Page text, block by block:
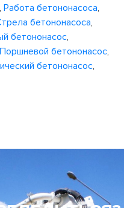
, Работа бетононасоса,
бетононасоса,
бетононасос,
Поршневой бетононасос,
бетононасос,